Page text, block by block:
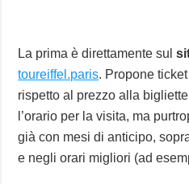
La prima è direttamente sul
toureiffel.paris. Propone
rispetto al prezzo alla
l’orario per la visita, ma
già con mesi di anticipo,
e negli orari migliori (ad